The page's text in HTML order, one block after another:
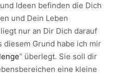
Ideen befinden die Dich
und Dein Leben
nur an Dir Dich darauf
diesem Grund habe ich mir
“ überlegt. Sie soll dir
eine kleine